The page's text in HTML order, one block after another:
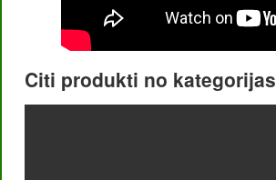
Citi produkti no kategorijas